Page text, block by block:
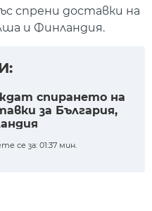
спрени доставки на
и Финландия.
спирането на
за България,
се за: 01:37 мин.